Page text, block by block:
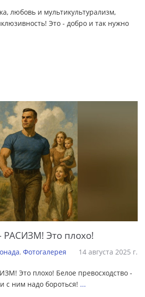
любовь и мультикультурализм,
Это - добро и так нужно
РАСИЗМ! Это плохо!
, Фотогалерея 14 августа 2025 г.
Это плохо! Белое превосходство -
с ним надо бороться! ...